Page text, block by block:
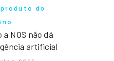
do
NOS não dá
artificial